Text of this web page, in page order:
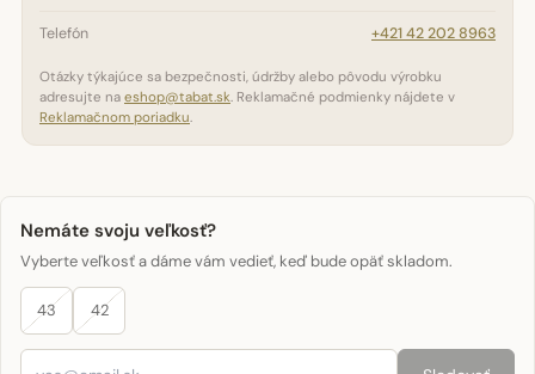
Telefón +421 42 202 8963
Otázky týkajúce sa bezpečnosti, údržby alebo pôvodu výrobku
adresujte na eshop@tabat.sk. Reklamačné podmienky nájdete v
Reklamačnom poriadku.
Nemáte svoju veľkosť?
Vyberte veľkosť a dáme vám vedieť, keď bude opäť skladom.
43 42